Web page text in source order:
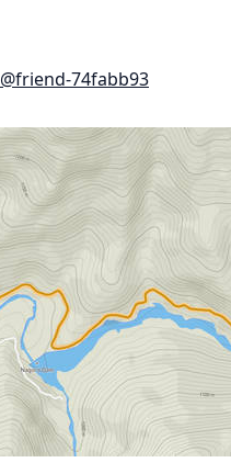
@friend-74fabb93